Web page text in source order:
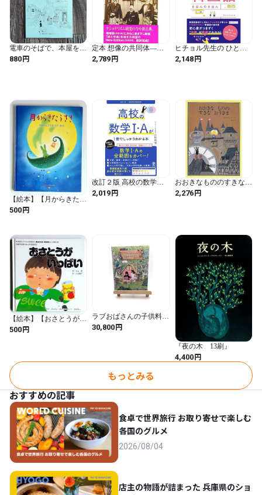
電車のそばで、本屋をつ
くる。～相模大野の小さ
な本屋誕生編～ ／ 電車
880円
定本 想像の共同体―ナ
ショナリズムの起源と流
行 (社会科学の冒険 2-4)
2,789円
ヒチョル先生の ひとめ
でわかる 韓国語 きほん
のきほん
2,148円
【絵本】【月からきたう
さぎ】みなみらんぼう／
黒井 健 学習研究社
500円
改訂２版 高校の数学
Ⅰ・Aが１冊でしっかり
わかる本
2,019円
おおきなもののすきなお
うさま (講談社の創作絵
本)
2,276円
【絵本】【おさとうがい
っぱい】村上 忍／小谷
陽子 ぱすてる書房
500円
ラブおばさんの子供料理
教室
30,800円
『夜の木 13刷』
4,400円
もっとみる
おすすめの記事
食卓で世界旅行 お取り寄せで楽しむ
各国のグルメ
2026/08/04
店主の物語が詰まった 兵庫県のショ